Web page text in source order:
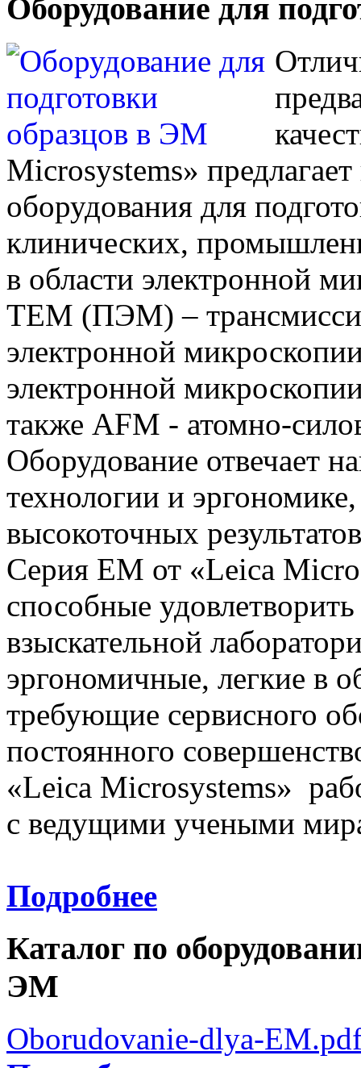
Оборудование для
Microsystems»
оборудования для
клинических,
в области электронной
TEM (ПЭМ) –
электронной
электронной
также AFM - атомно-
Оборудование отвечает
технологии и
высокоточных
Серия ЕМ от «Leica
способные
взыскательной
эргономичные, легкие в
требующие сервисного
постоянного
«Leica Microsystems»
с ведущими учеными
Подробнее
Каталог по
ЭМ
Oborudovanie-dlya-